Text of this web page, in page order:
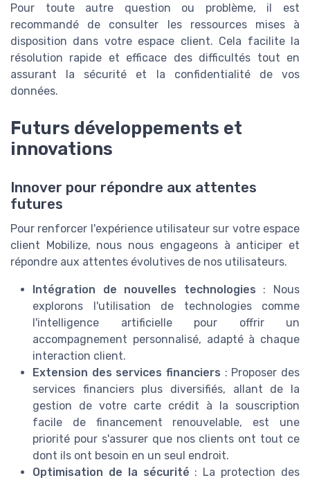
Pour toute autre question ou problème, il est
recommandé de consulter les ressources mises à
disposition dans votre espace client. Cela facilite la
résolution rapide et efficace des difficultés tout en
assurant la sécurité et la confidentialité de vos
données.
Futurs développements et
innovations
Innover pour répondre aux attentes
futures
Pour renforcer l'expérience utilisateur sur votre espace
client Mobilize, nous nous engageons à anticiper et
répondre aux attentes évolutives de nos utilisateurs.
Intégration de nouvelles technologies : Nous
explorons l'utilisation de technologies comme
l'intelligence artificielle pour offrir un
accompagnement personnalisé, adapté à chaque
interaction client.
Extension des services financiers : Proposer des
services financiers plus diversifiés, allant de la
gestion de votre carte crédit à la souscription
facile de financement renouvelable, est une
priorité pour s'assurer que nos clients ont tout ce
dont ils ont besoin en un seul endroit.
Optimisation de la sécurité : La protection des